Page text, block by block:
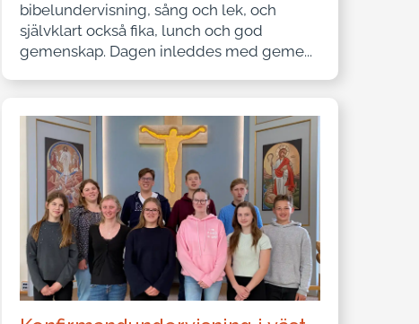
bibelundervisning, sång och lek, och
självklart också fika, lunch och god
gemenskap. Dagen inleddes med geme...